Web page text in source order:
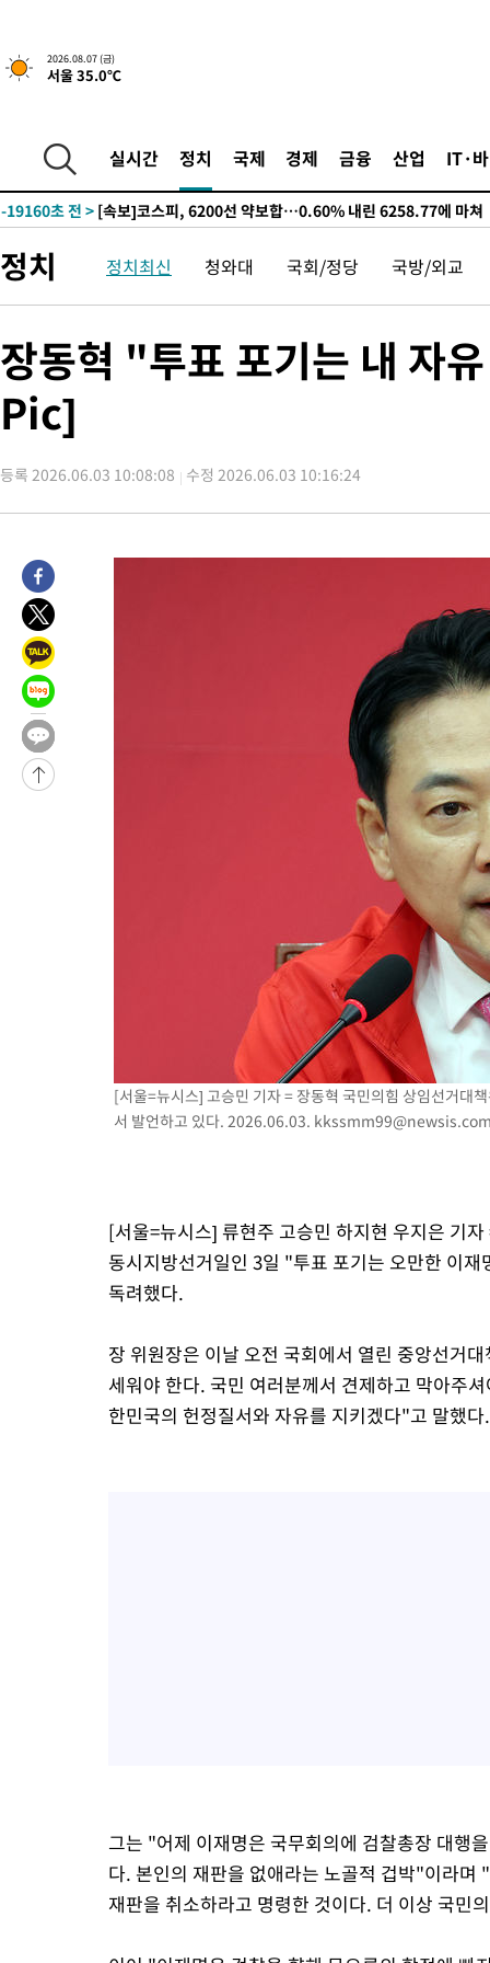
2026.08.07 (금)
서울 35.0℃
실시간 정치 국제 경제 금융 산업 IT·
-23364초 전 >SK하이닉스, 용인·청주 팹에 54조 투자…"AI 메모리 수요 선
응"
-20220초 전 >여자배구 이재영·이다영 자매, 아제르바이잔 투란VC 입단
-19207초 전 >
[속보]코스닥, 2.86포인트(0.36%) 내린 798.81마감
-19160초 전 >
-19140초 전 > [속보]원·달러 환율, 7.7원 내린 1416.1원 마감
-16119초 전 >
[속보]종합특검, '계엄 수용공간 확보' 신용해 前교정본부장
-14992초 전 >외신들도 주목한 韓축구 파문…"국민적 공분에 수사 재개"
-13985초 전 >[속보]규제합리화위원회 부위원장에 김태유 서울대 공대 교
병태 후임
-10343초 전 >
-5668초 전 >
-2694초 전 >[속보]종합특검, '관저이전 봐주기 감사' 유병호 구속기소
11분 전 >민주 콩고 에볼라환자 4천명 돌파, 4053명 발생 1850명 사망
-27144초 전 >
선포
-27107초 전 >
[단독]중수청 지원 검사들, 정원 초과 시 낮은 계급 임용…희망
갈 수도
-25078초 전 >
낮 최고 37도 찜통더위…곳곳 소나기·강원 많은 비[내일날씨]
-23384초 전 >
SK하이닉스, 용인·청주 팹에 54조 투자…"AI 메모리 수요 선
응"
-20240초 전 >
여자배구 이재영·이다영 자매, 아제르바이잔 투란VC 입단
-19493초 전 >
외국인 심판 성 접대 7경기 들여다보니…한국 축구 '5승 2무'
-19227초 전 >
[속보]코스닥, 2.86포인트(0.36%) 내린 798.81마감
-19180초 전 >
[속보]코스피, 6200선 약보합…0.60% 내린 6258.77에 마쳐
[속보]원·달러 환율, 7.7원 내린 1416.1원 마감
[속보] 노원서 40.1도 관측…서울, 2018년 이후 첫 40도
[속보]종합특검, '계엄 수용공간 확보' 신용해 前교정본부장
외신들도 주목한 韓축구 파문…"국민적 공분에 수사 재개"
11시간 압수수색에 성접대 파문까지…'쑥대밭' 된 축구협회
[속보]규제합리화위원회 부위원장에 김태유 서울대 공대 교
[속보]국힘 윤리위, '돌려차기 발언' 진종오·서범수 징계 절차
[속보] 7월 중국 수출 23.9%↑ 수입 27.5%↑…무역총액
[속보]'채상병 순직 책임' 임성근, 항소심도 징역 3년
[속보]종합특검, '관저이전 봐주기 감사' 유병호 구속기소
민주 콩고 에볼라환자 4천명 돌파, 4053명 발생 1850명 사망
정치 정치최신 청와대 국회/정당 국방/외교
장동혁 "투표 포기는 내 자
Pic]
등록 2026.06.03 10:08:08 수정 2026.06.03 10:16:24
[서울=뉴시스] 고승민 기자 = 장동혁 국민의힘 상임선거대
서 발언하고 있다. 2026.06.03.
[서울=뉴시스] 류현주 고승민 하지현 우지은 기
동시지방선거일인 3일 "투표 포기는 오만한 이
독려했다.
장 위원장은 이날 오전 국회에서 열린 중앙선거
세워야 한다. 국민 여러분께서 견제하고 막아주
한민국의 헌정질서와 자유를 지키겠다"고 말했다.
그는 "어제 이재명은 국무회의에 검찰총장 대행
다. 본인의 재판을 없애라는 노골적 겁박"이라
재판을 취소하라고 명령한 것이다. 더 이상 국민